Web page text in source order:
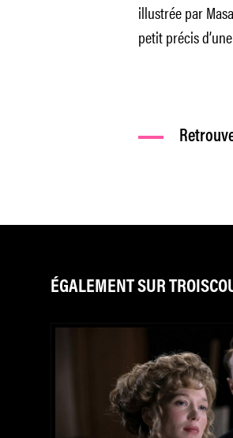
illustrée par
petit précis
ÉGALEMENT SUR